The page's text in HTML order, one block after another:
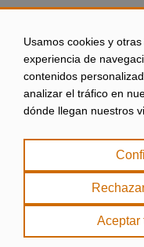
Usamos cookies y
experiencia de
contenidos
analizar el tráfico en
dónde llegan nuestros
Aceptar
. misPeces Copyright